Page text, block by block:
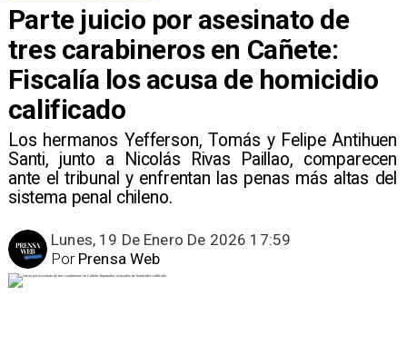
Parte juicio por asesinato de
tres carabineros en Cañete:
Fiscalía los acusa de homicidio
calificado
Los hermanos Yefferson, Tomás y Felipe Antihuen
Santi, junto a Nicolás Rivas Paillao, comparecen
ante el tribunal y enfrentan las penas más altas del
sistema penal chileno.
Lunes, 19 De Enero De 2026 17:59
Prensa Web
Por